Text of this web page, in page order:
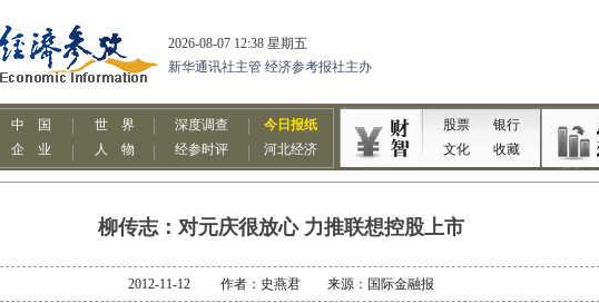
柳传志：对元庆很放心 力推联想控股上市
2012-11-12 作者：史燕君 来源：国际金融报